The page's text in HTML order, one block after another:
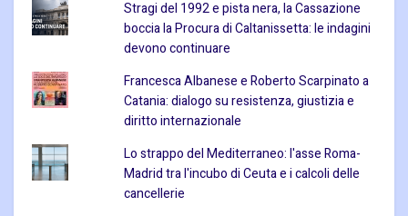
Stragi del 1992 e pista nera, la Cassazione
boccia la Procura di Caltanissetta: le indagini
devono continuare
Francesca Albanese e Roberto Scarpinato a
Catania: dialogo su resistenza, giustizia e
diritto internazionale
Lo strappo del Mediterraneo: l'asse Roma-
Madrid tra l'incubo di Ceuta e i calcoli delle
cancellerie